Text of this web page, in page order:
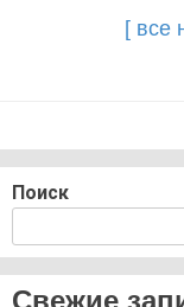
[ все
Поиск
Свежие